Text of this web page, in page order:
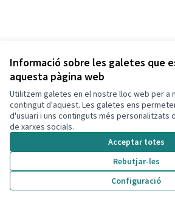
Informació sobre les galetes que
aquesta pàgina web
Utilitzem galetes en el nostre lloc web per a
contingut d'aquest. Les galetes ens
d'usuari i uns continguts més personalitzats
de xarxes socials.
Acceptar totes
Rebutjar-les
Configuració
Termes i condicions d'ús
Configuració de les galetes
Decidim Calafell a X
(Enllaç extern)
Decidim Calafell a Facebook
Decidim Calafell a YouTube
Decidim Calafell a GitHub
(Enllaç extern)
Web creada ambprogramari lliure .